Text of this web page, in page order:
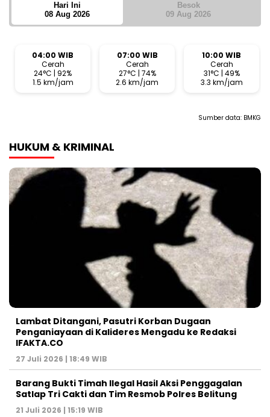
Hari Ini
08 Aug 2026
Besok
09 Aug 2026
04:00 WIB
Cerah
24°C | 92%
1.5 km/jam
07:00 WIB
Cerah
27°C | 74%
2.6 km/jam
10:00 WIB
Cerah
31°C | 49%
3.3 km/jam
Sumber data: BMKG
HUKUM & KRIMINAL
Lambat Ditangani, Pasutri Korban Dugaan
Penganiayaan di Kalideres Mengadu ke Redaksi
IFAKTA.CO
27 Juli 2026 | 18:49 WIB
Barang Bukti Timah Ilegal Hasil Aksi Penggagalan
Satlap Tri Cakti dan Tim Resmob Polres Belitung
21 Juli 2026 | 15:19 WIB